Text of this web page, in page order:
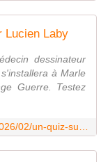
Lucien Laby
dessinateur
à Marle
Guerre. Testez